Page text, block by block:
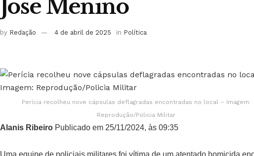
José Menino
by Redação 4 de abril de 2025 in Política
Perícia recolheu nove cápsulas deflagradas encontradas no local – Imagem:
Reprodução/Policia Militar
Alanis Ribeiro Publicado em 25/11/2024, às 09:35
Uma equipe de policiais militares foi vítima de um atentado homicida